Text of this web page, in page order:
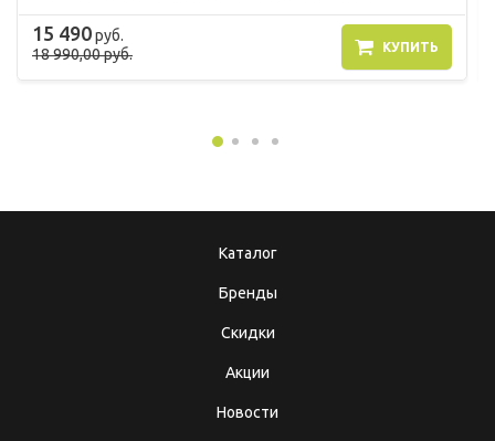
15 490руб.
18 990,00 руб.
КУПИТЬ
Каталог
Бренды
Скидки
Акции
Новости